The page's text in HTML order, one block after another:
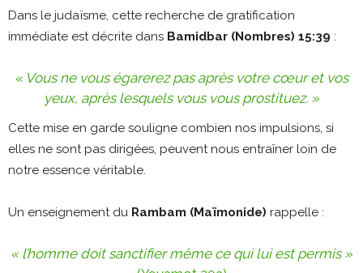
Dans le judaïsme, cette recherche de gratification
immédiate est décrite dans Bamidbar (Nombres) 15:39 :
« Vous ne vous égarerez pas après votre cœur et vos
yeux, après lesquels vous vous prostituez. »
Cette mise en garde souligne combien nos impulsions, si
elles ne sont pas dirigées, peuvent nous entraîner loin de
notre essence véritable.
Un enseignement du Rambam (Maïmonide) rappelle :
« l’homme doit sanctifier même ce qui lui est permis »